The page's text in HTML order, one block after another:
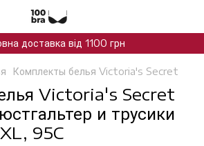
доставка від 1100 грн
Комплекты белья Victoria's Secret
Victoria's Secret
и трусики
95C